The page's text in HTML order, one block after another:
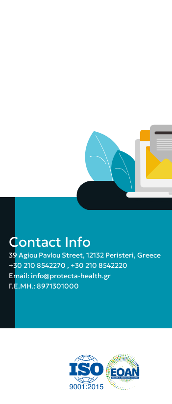
Contact Info
39 Agiou Pavlou Street, 12132 Peristeri, Greece
+30 210 8542270, +30 210 8542220
Email: info@protecta-health.gr
Γ.Ε.ΜΗ.: 8971301000